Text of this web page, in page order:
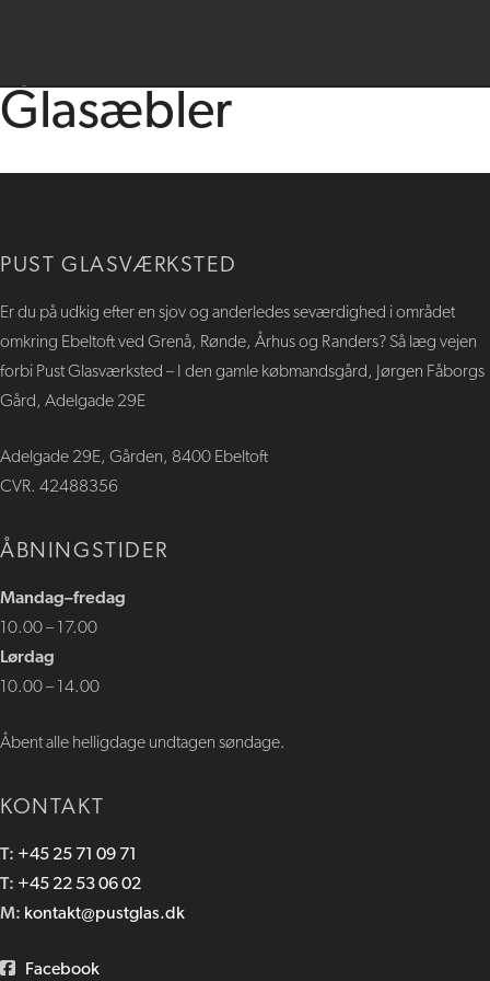
Glasæbler​
PUST GLASVÆRKSTED
​​Er du på udkig efter en sjov og anderledes seværdighed i området
omkring Ebeltoft ved Grenå, Rønde, Århus og Randers? Så læg vejen
forbi Pust Glasværksted – I den gamle købmandsgård, Jørgen Fåborgs
Gård, Adelgade 29E
Adelgade 29E, Gården, 8400 Ebeltoft
CVR. 42488356
ÅBNINGSTIDER
​Mandag–fredag
10.00 – 17.00
Lørdag
10.00 – 14​.00
Åbent alle helligdage undtagen søndage.
KONTAKT
T: +45 25 71 09 71
T: +45 22 53 06 02
M: kontakt@pustglas.dk
Facebook